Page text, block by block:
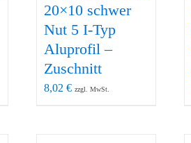
20×10 schwer
Nut 5 I-Typ
Aluprofil –
Zuschnitt
8,02 € zzgl. MwSt.